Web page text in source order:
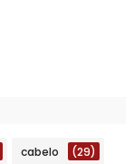
cabelo (29)